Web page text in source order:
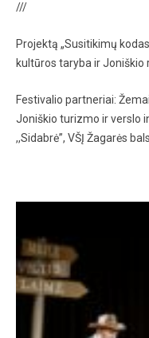
///
Projektą „Susitikimų
kultūros taryba ir Joniškio
Festivalio partneriai:
Joniškio turizmo ir verslo
,,Sidabrė”, VŠĮ Žagarės